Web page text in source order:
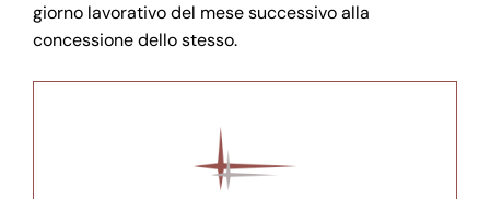
giorno lavorativo del mese successivo alla
concessione dello stesso.